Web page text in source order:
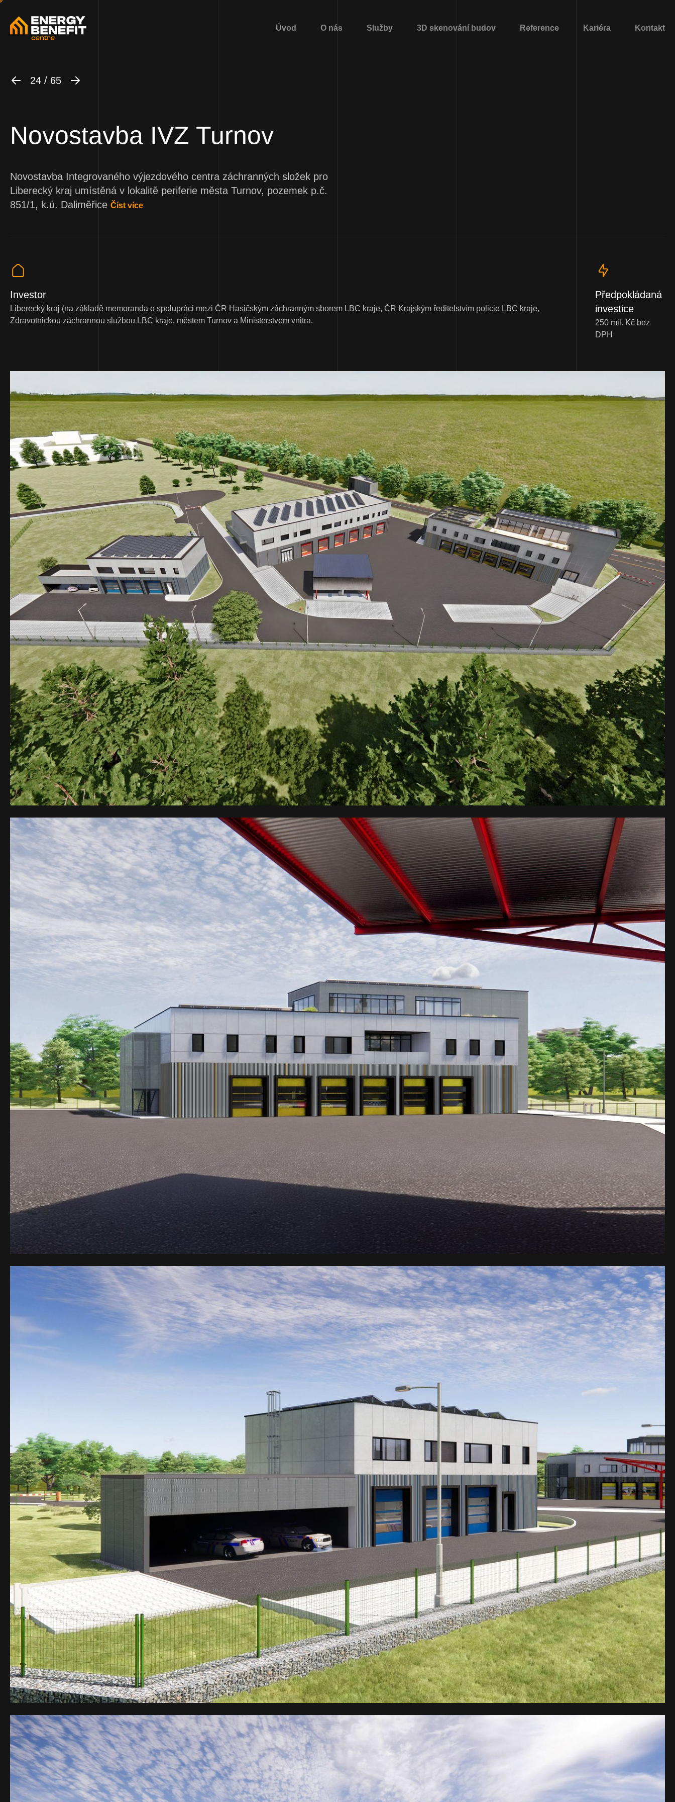
Úvod O nás Služby 3D skenování budov Reference Kariéra Kontakt
24 / 65
Novostavba IVZ Turnov
Novostavba Integrovaného výjezdového centra záchranných složek pro
Liberecký kraj umístěná v lokalitě periferie města Turnov, pozemek p.č.
851/1, k.ú. Daliměřice Číst více
Investor
Liberecký kraj (na základě memoranda o spolupráci mezi ČR Hasičským záchranným sborem LBC kraje, ČR Krajským ředitelstvím policie LBC kraje,
Zdravotnickou záchrannou službou LBC kraje, městem Turnov a Ministerstvem vnitra.
Předpokládaná
investice
250 mil. Kč bez
DPH